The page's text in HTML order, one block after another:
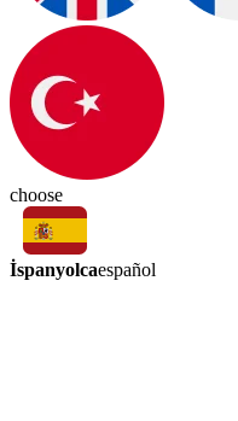
choose
İspanyolcaespañol